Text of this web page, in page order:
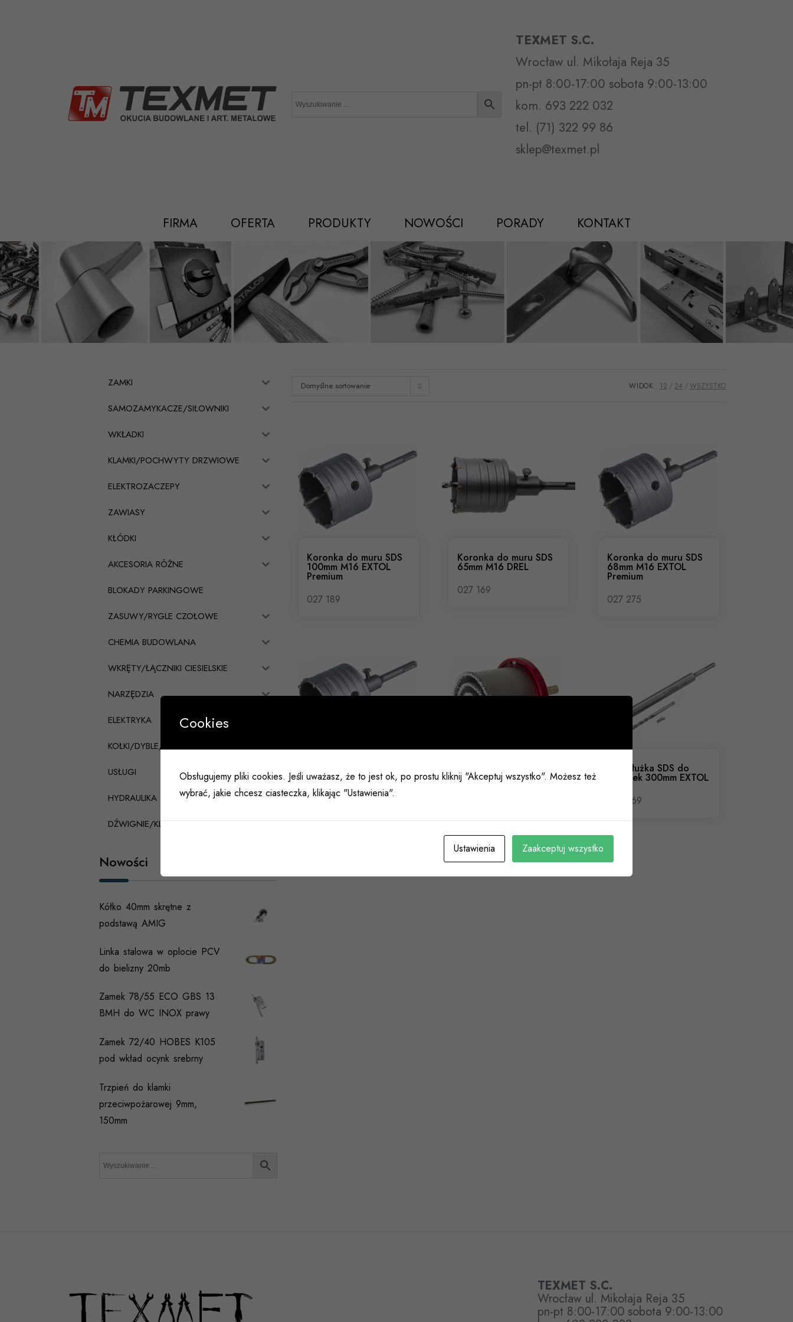
TEXMET S.C.
Wrocław ul. Mikołaja Reja 35
pn-pt 8:00-17:00 sobota 9:00-13:00
kom. 693 222 032
tel. (71) 322 99 86
sklep@texmet.pl
FIRMA OFERTA PRODUKTY NOWOŚCI PORADY KONTAKT
Domyślne sortowanie WIDOK: 12 24 WSZYSTKO
Koronka do muru SDS
100mm M16 EXTOL
Premium
027 189
Koronka do muru SDS
65mm M16 DREL
027 169
Koronka do muru SDS
68mm M16 EXTOL
Premium
027 275
79mm M16 EXTOL
Premium
73mm EXTOL Premium
Przedłużka SDS do
koronek 300mm EXTOL
027 269
ZAMKI
SAMOZAMYKACZE/SIŁOWNIKI
WKŁADKI
KLAMKI/POCHWYTY DRZWIOWE
ELEKTROZACZEPY
ZAWIASY
KŁÓDKI
AKCESORIA RÓŻNE
BLOKADY PARKINGOWE
ZASUWY/RYGLE CZOŁOWE
CHEMIA BUDOWLANA
WKRĘTY/ŁĄCZNIKI CIESIELSKIE
NARZĘDZIA
ELEKTRYKA
KOŁKI/DYBLE/PRĘTY
USŁUGI
HYDRAULIKA
DŹWIGNIE/KLAMKI PANICZNE
Nowości
Kółko 40mm skrętne z
podstawą AMIG
Linka stalowa w oplocie PCV
do bielizny 20mb
Zamek 78/55 ECO GBS 13
BMH do WC INOX prawy
Zamek 72/40 HOBES K105
pod wkład ocynk srebrny
Trzpień do klamki
przeciwpożarowej 9mm,
150mm
TEXMET S.C.
Wrocław ul. Mikołaja Reja 35
pn-pt 8:00-17:00 sobota 9:00-13:00
Cookies
Obsługujemy pliki cookies. Jeśli uważasz, że to jest ok, po prostu kliknij "Akceptuj wszystko". Możesz też
wybrać, jakie chcesz ciasteczka, klikając "Ustawienia".
Ustawienia Zaakceptuj wszystko